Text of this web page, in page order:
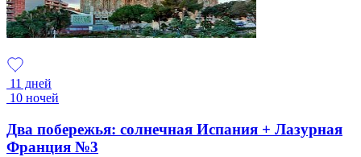
11 дней
10 ночей
Два побережья: солнечная Испания + Лазурная
Франция №3